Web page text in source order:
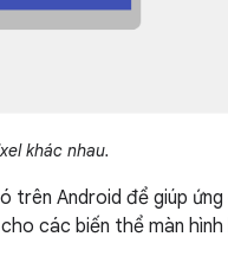
khác nhau.
trên Android để giúp
các biến thể màn hình